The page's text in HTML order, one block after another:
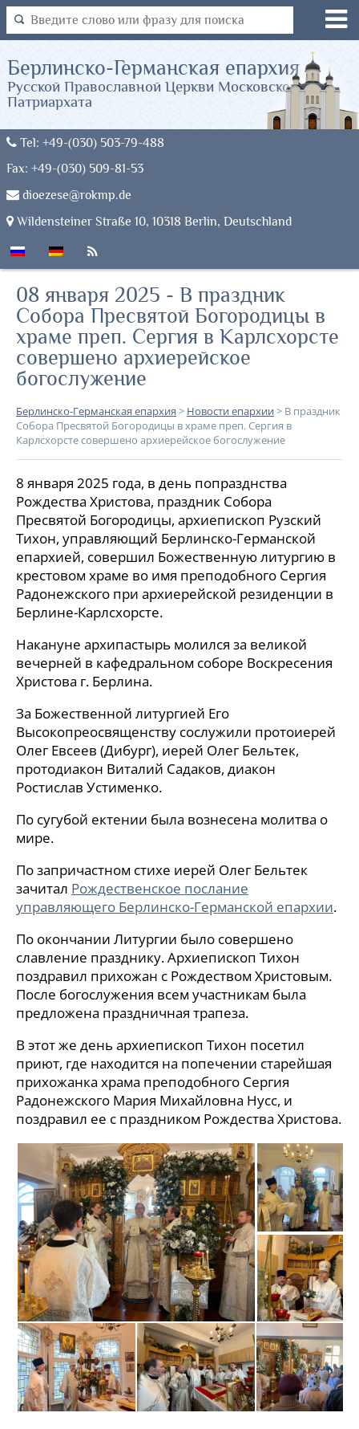
Tel: +49-(030) 503-79-488
Fax: +49-(030) 509-81-53
dioezese@rokmp.de
Wildensteiner Straße 10, 10318 Berlin, Deutschland
Берлинско-Германская епархия
Русской Православной Церкви Московского
Патриархата
08 января 2025 - В праздник
Собора Пресвятой Богородицы в
храме преп. Сергия в Карлсхорсте
совершено архиерейское
богослужение
Берлинско-Германская епархия > Новости епархии> В праздник
Собора Пресвятой Богородицы в храме преп. Сергия в
Карлсхорсте совершено архиерейское богослужение
8 января 2025 года, в день попразднства
Рождества Христова, праздник Собора
Пресвятой Богородицы, архиепископ Рузский
Тихон, управляющий Берлинско-Германской
епархией, совершил Божественную литургию в
крестовом храме во имя преподобного Сергия
Радонежского при архиерейской резиденции в
Берлине-Карлсхорсте.
Накануне архипастырь молился за великой
вечерней в кафедральном соборе Воскресения
Христова г. Берлина.
За Божественной литургией Его
Высокопреосвященству сослужили протоиерей
Олег Евсеев (Дибург), иерей Олег Бельтек,
протодиакон Виталий Садаков, диакон
Ростислав Устименко.
По сугубой ектении была вознесена молитва о
мире.
По запричастном стихе иерей Олег Бельтек
зачитал Рождественское послание
управляющего Берлинско-Германской епархии.
По окончании Литургии было совершено
славление празднику. Архиепископ Тихон
поздравил прихожан с Рождеством Христовым.
После богослужения всем участникам была
предложена праздничная трапеза.
В этот же день архиепископ Тихон посетил
приют, где находится на попечении старейшая
прихожанка храма преподобного Сергия
Радонежского Мария Михайловна Нусс, и
поздравил ее с праздником Рождества Христова.